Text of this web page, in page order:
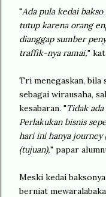
"Ada pula kedai
tutup karena orang
dianggap sumber
traffik-nya ramai,"
Tri menegaskan, bila
sebagai wirausaha,
kesabaran. "Tidak
Perlakukan bisnis
hari ini hanya journey
(tujuan)," papar
Meski kedai
berniat